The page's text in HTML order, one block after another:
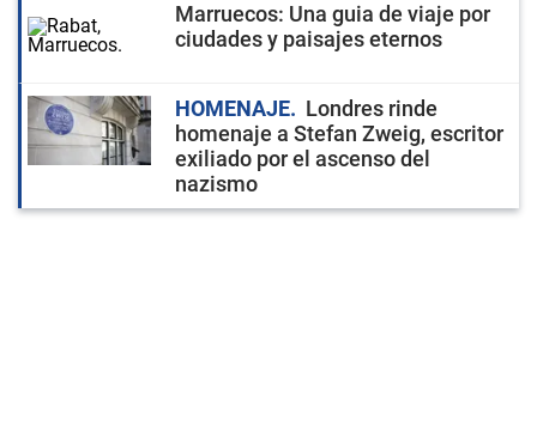
Marruecos: Una guia de viaje por
ciudades y paisajes eternos
HOMENAJE
Londres rinde
homenaje a Stefan Zweig, escritor
exiliado por el ascenso del
nazismo